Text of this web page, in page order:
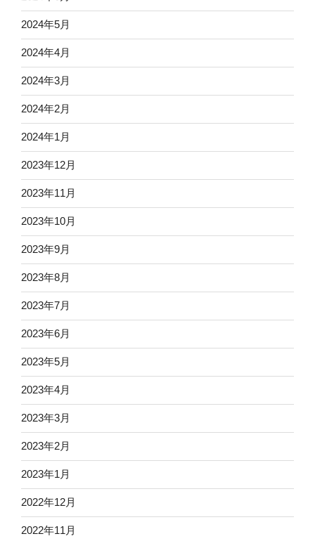
2024年5月
2024年4月
2024年3月
2024年2月
2024年1月
2023年12月
2023年11月
2023年10月
2023年9月
2023年8月
2023年7月
2023年6月
2023年5月
2023年4月
2023年3月
2023年2月
2023年1月
2022年12月
2022年11月